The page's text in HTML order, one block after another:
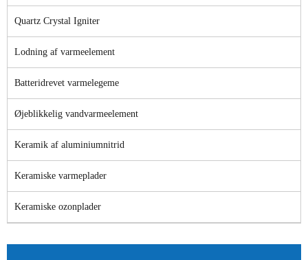
Quartz Crystal Igniter
Lodning af varmeelement
Batteridrevet varmelegeme
Øjeblikkelig vandvarmeelement
Keramik af aluminiumnitrid
Keramiske varmeplader
Keramiske ozonplader